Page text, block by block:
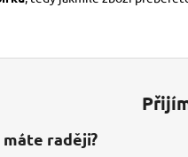
raději?